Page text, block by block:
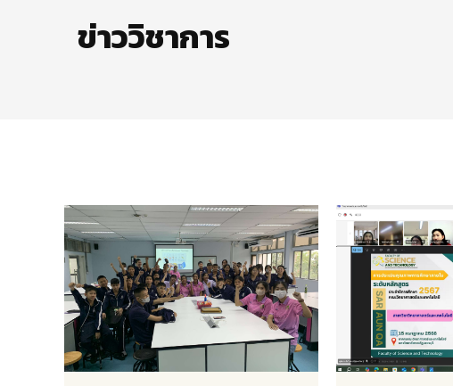
ข่าววิชาการ